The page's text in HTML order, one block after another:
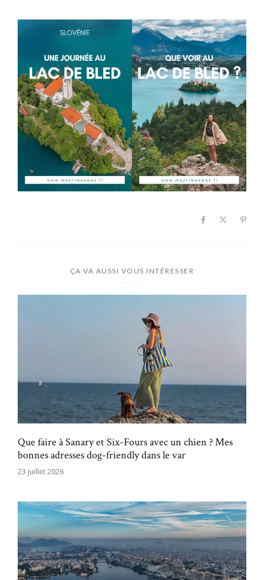
ÇA VA AUSSI VOUS INTÉRESSER
Que faire à Sanary et Six-Fours avec un chien ? Mes
bonnes adresses dog-friendly dans le var
23 juillet 2026